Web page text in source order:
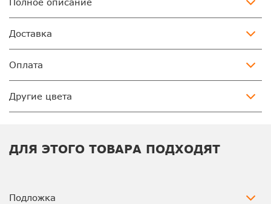
Доставка
Оплата
Другие цвета
ДЛЯ ЭТОГО ТОВАРА ПОДХОДЯТ
Подложка